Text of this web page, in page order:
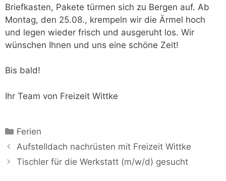
Briefkasten, Pakete türmen sich zu Bergen auf. Ab
Montag, den 25.08., krempeln wir die Ärmel hoch
und legen wieder frisch und ausgeruht los. Wir
wünschen Ihnen und uns eine schöne Zeit!
Bis bald!
Ihr Team von Freizeit Wittke
Kategorien
Ferien
Aufstelldach nachrüsten mit Freizeit Wittke
Tischler für die Werkstatt (m/w/d) gesucht